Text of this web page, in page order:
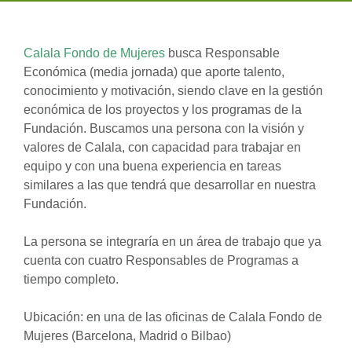
Calala Fondo de Mujeres busca Responsable
Económica (media jornada) que aporte talento,
conocimiento y motivación, siendo clave en la gestión
económica de los proyectos y los programas de la
Fundación. Buscamos una persona con la visión y
valores de Calala, con capacidad para trabajar en
equipo y con una buena experiencia en tareas
similares a las que tendrá que desarrollar en nuestra
Fundación.
La persona se integraría en un área de trabajo que ya
cuenta con cuatro Responsables de Programas a
tiempo completo.
Ubicación: en una de las oficinas de Calala Fondo de
Mujeres (Barcelona, Madrid o Bilbao)